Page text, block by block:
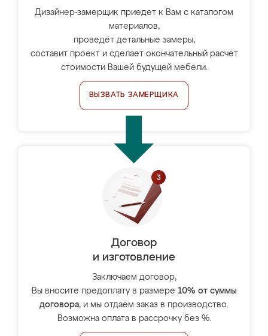
Дизайнер-замерщик приедет к Вам с каталогом
материалов,
проведёт детальные замеры,
составит проект и сделает окончательный расчёт
стоимости Вашей будущей мебели.
ВЫЗВАТЬ ЗАМЕРЩИКА
Договор
и изготовление
Заключаем договор,
Вы вносите предоплату в размере 10% от суммы
договора, и мы отдаём заказ в производство.
Возможна оплата в рассрочку без %.